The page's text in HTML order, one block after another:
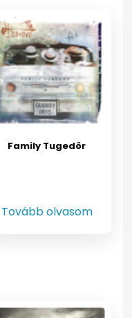
Family Tugedör
Tovább olvasom